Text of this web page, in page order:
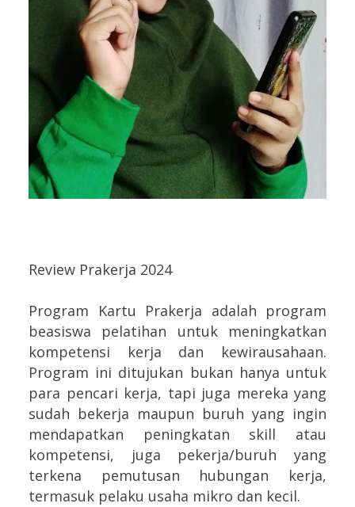
Review Prakerja 2024
Program Kartu Prakerja adalah program
beasiswa pelatihan untuk meningkatkan
kompetensi kerja dan kewirausahaan.
Program ini ditujukan bukan hanya untuk
para pencari kerja, tapi juga mereka yang
sudah bekerja maupun buruh yang ingin
mendapatkan peningkatan skill atau
kompetensi, juga pekerja/buruh yang
terkena pemutusan hubungan kerja,
termasuk pelaku usaha mikro dan kecil.